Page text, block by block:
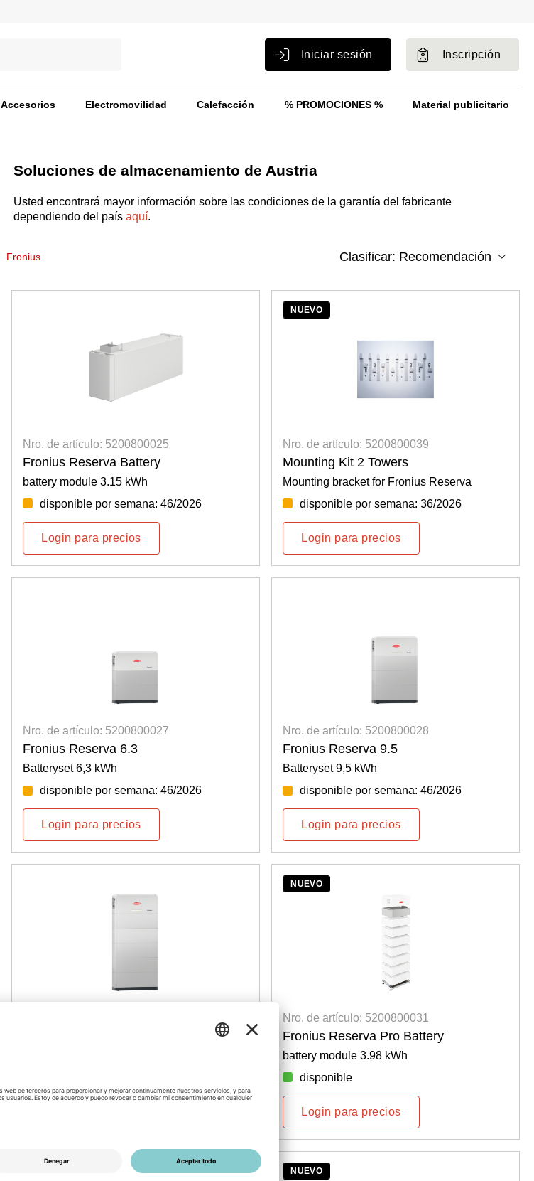
Iniciar sesión Inscripción
Accesorios Electromovilidad Calefacción % PROMOCIONES % Material publicitario
Soluciones de almacenamiento de Austria
Usted encontrará mayor información sobre las condiciones de la garantía del fabricante
dependiendo del país aquí.
Fronius
Nro. de artículo: 5200800025
Fronius Reserva Battery
battery module 3.15 kWh
disponible por semana: 46/2026
Login para precios
NUEVO
Nro. de artículo: 5200800039
Mounting Kit 2 Towers
Mounting bracket for Fronius Reserva
disponible por semana: 36/2026
Login para precios
Nro. de artículo: 5200800027
Fronius Reserva 6.3
Batteryset 6,3 kWh
disponible por semana: 46/2026
Login para precios
Nro. de artículo: 5200800028
Fronius Reserva 9.5
Batteryset 9,5 kWh
disponible por semana: 46/2026
Login para precios
NUEVO
Nro. de artículo: 5200800031
Fronius Reserva Pro Battery
battery module 3.98 kWh
disponible
Login para precios
NUEVO